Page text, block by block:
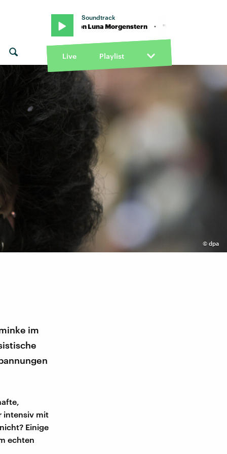
Soundtrack
"Gold" von Luna Morgenstern · "Gold" von Luna Morgenstern
Live Playlist
© dpa
im
intensiv mit
Einige
echten